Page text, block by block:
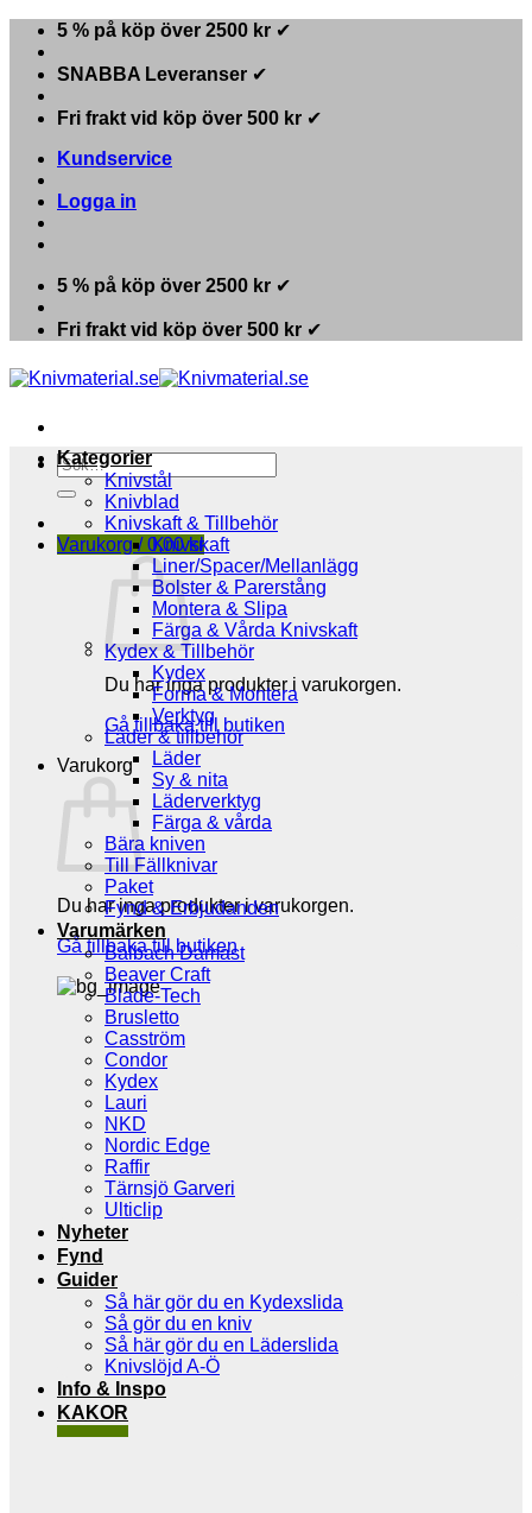
Skip
content
5 % på köp över 2500 kr ✔
SNABBA Leveranser ✔
Fri frakt vid köp över 500 kr ✔
Kundservice
Logga in
5 % på köp över 2500 kr ✔
Fri frakt vid köp över 500 kr ✔
Sök
efter:
Varukorg /0,00kr
Du har inga produkter i varukorgen.
Gå tillbaka till butiken
Varukorg
Du har inga produkter i varukorgen.
Gå tillbaka till butiken
Kategorier
Knivstål
Knivblad
Knivskaft & Tillbehör
Knivskaft
Liner/Spacer/Mellanlägg
Bolster & Parerstång
Montera & Slipa
Färga & Vårda Knivskaft
Kydex & Tillbehör
Kydex
Forma & Montera
Verktyg
Läder & tillbehör
Läder
Sy & nita
Läderverktyg
Färga & vårda
Bära kniven
Till Fällknivar
Paket
Fynd & Erbjudanden
Varumärken
Balbach Damast
Beaver Craft
Blade-Tech
Brusletto
Casström
Condor
Kydex
Lauri
NKD
Nordic Edge
Raffir
Tärnsjö Garveri
Ulticlip
Nyheter
Fynd
Guider
Så här gör du en Kydexslida
Så gör du en kniv
Så här gör du en Läderslida
Knivslöjd A-Ö
Info & Inspo
KAKOR